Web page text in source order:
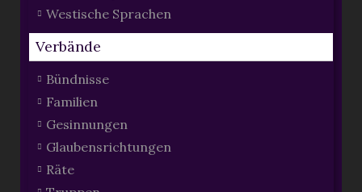
Westische Sprachen
Verbände
Bündnisse
Familien
Gesinnungen
Glaubensrichtungen
Räte